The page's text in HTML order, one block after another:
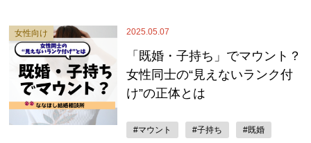
2025.05.07
女性向け
「既婚・子持ち」でマウント？
女性同士の“見えないランク付
け”の正体とは
#マウント #子持ち #既婚